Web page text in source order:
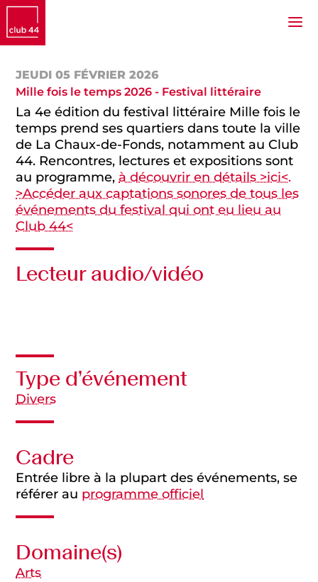
JEUDI 05 FÉVRIER 2026
Mille fois le temps 2026 - Festival littéraire
La 4e édition du festival littéraire Mille fois le
temps prend ses quartiers dans toute la ville
de La Chaux-de-Fonds, notamment au Club
44. Rencontres, lectures et expositions sont
au programme, à découvrir en détails >ici<.
>Accéder aux captations sonores de tous les
événements du festival qui ont eu lieu au
Club 44<
Lecteur audio/vidéo
Type d’événement
Divers
Cadre
Entrée libre à la plupart des événements, se
référer au programme officiel
Domaine(s)
Arts